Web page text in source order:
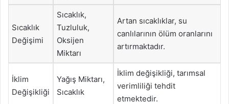
Sıcaklık
Değişimi
Sıcaklık,
Tuzluluk,
Oksijen
Miktarı
Artan sıcaklıklar, su
canlılarının ölüm oranlarını
artırmaktadır.
İklim
Değişikliği
Yağış Miktarı,
Sıcaklık
İklim değişikliği, tarımsal
verimliliği tehdit
etmektedir.